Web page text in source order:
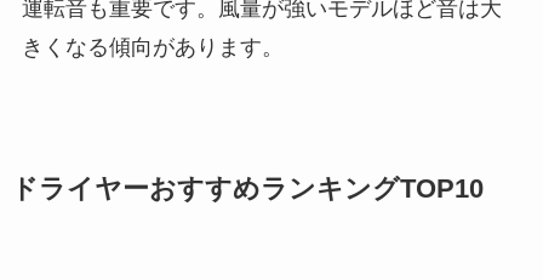
運転音も重要です。風量が強いモデルほど音は大
きくなる傾向があります。
ドライヤーおすすめランキングTOP10